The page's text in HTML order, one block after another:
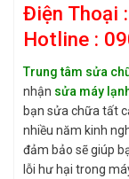
Điện Thoại
Hotline :
Trung tâm sửa
nhận sửa máy
bạn sửa chữa tất
nhiều năm kinh
đảm bảo sẽ giúp
lỗi hư hại trong